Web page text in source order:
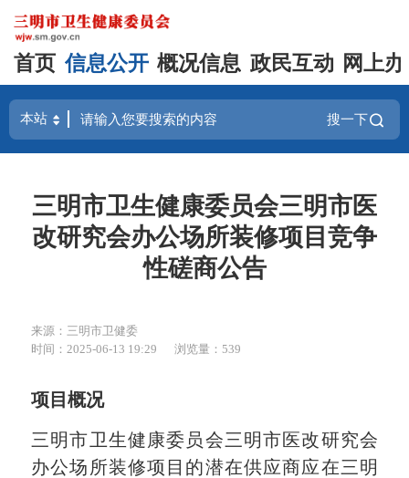
首页 信息公开 概况信息 政民互动 网上
搜一下
三明市卫生健康委员会三明市医
改研究会办公场所装修项目竞争
性磋商公告
来源：三明市卫健委
时间：2025-06-13 19:29
浏览量：539
项目概况
三明市卫生健康委员会三明市医改研究会
办公场所装修项目的潜在供应商应在三明